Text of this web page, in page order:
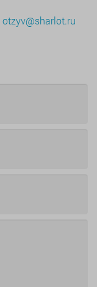
otzyv@sharlot.ru